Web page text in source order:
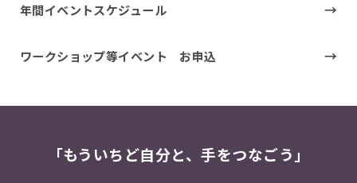
年間イベントスケジュール
ワークショップ等イベント お申込
「もういちど自分と、手をつなごう」